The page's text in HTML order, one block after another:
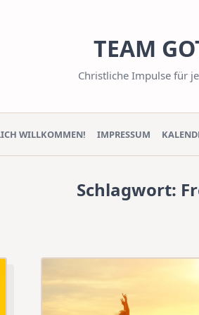
TEAM
Christliche Impulse für
WILLKOMMEN! IMPRESSUM
Schlagwort: